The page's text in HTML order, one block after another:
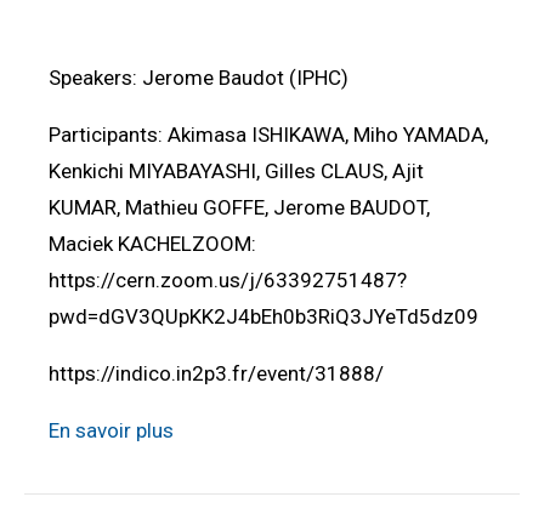
Speakers: Jerome Baudot (IPHC)
Participants: Akimasa ISHIKAWA, Miho YAMADA,
Kenkichi MIYABAYASHI, Gilles CLAUS, Ajit
KUMAR, Mathieu GOFFE, Jerome BAUDOT,
Maciek KACHELZOOM:
https://cern.zoom.us/j/63392751487?
pwd=dGV3QUpKK2J4bEh0b3RiQ3JYeTd5dz09
https://indico.in2p3.fr/event/31888/
En savoir plus